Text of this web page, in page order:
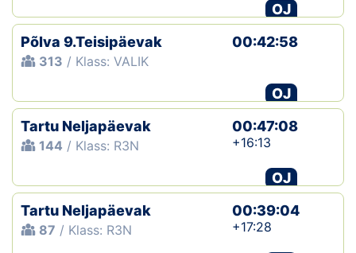
OJ
Põlva 9.Teisipäevak
313 / Klass: VALIK
00:42:58
OJ
Tartu Neljapäevak
144 / Klass: R3N
00:47:08
+16:13
OJ
Tartu Neljapäevak
87 / Klass: R3N
00:39:04
+17:28